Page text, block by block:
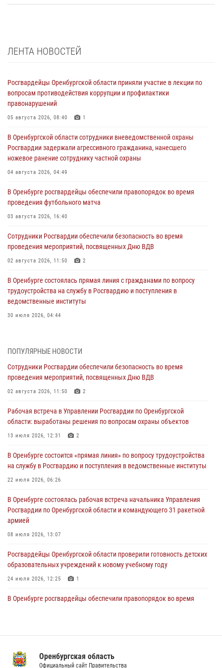
ЛЕНТА НОВОСТЕЙ
Росгвардейцы Оренбургской области приняли участие в лекции по
вопросам противодействия коррупции и профилактики
правонарушений
05 августа 2026, 08:40 1
В Оренбургской области сотрудники вневедомственной охраны
Росгвардии задержали агрессивного гражданина, нанесшего
ножевое ранение сотруднику частной охраны
04 августа 2026, 04:49
В Оренбурге росгвардейцы обеспечили правопорядок во время
проведения футбольного матча
03 августа 2026, 16:40
Сотрудники Росгвардии обеспечили безопасность во время
проведения мероприятий, посвященных Дню ВДВ
02 августа 2026, 11:50 2
В Оренбурге состоялась прямая линия с гражданами по вопросу
трудоустройства на службу в Росгвардию и поступления в
ведомственные институты
30 июля 2026, 04:44
28 июля 2026, 09:41 1
Росгвардейцы обеспечили правопорядок на праздновании Дня
ВМФ в Оренбурге
27 июля 2026, 14:36 2
Росгвардейцы предотвратили трагедию: спасен мужчина в тяжелой
жизненной ситуации (ВИДЕО)
26 июля 2026, 14:45 1
Росгвардейцы Оренбургской области проверили готовность детских
образовательных учреждений к новому учебному году
24 июля 2026, 12:25
При силовой поддержке ОМОН «Кобра» Росгвардии в Оренбурге
проведён рейд по строительным объектам
23 июля 2026, 10:47
ПОПУЛЯРНЫЕ НОВОСТИ
Сотрудники Росгвардии обеспечили безопасность во время
проведения мероприятий, посвященных Дню ВДВ
02 августа 2026, 11:50 2
Рабочая встреча в Управлении Росгвардии по Оренбургской
области: выработаны решения по вопросам охраны объектов
13 июля 2026, 12:31 2
В Оренбурге состоится «прямая линия» по вопросу трудоустройства
на службу в Росгвардию и поступления в ведомственные институты
22 июля 2026, 06:26
В Оренбурге состоялась рабочая встреча начальника Управления
Росгвардии по Оренбургской области и командующего 31 ракетной
армией
08 июля 2026, 13:07
Росгвардейцы Оренбургской области проверили готовность детских
образовательных учреждений к новому учебному году
24 июля 2026, 12:25 1
В Оренбурге росгвардейцы обеспечили правопорядок во время
08 июля 2026, 12:58 4
Оренбургская область
Официальный сайт Правительства